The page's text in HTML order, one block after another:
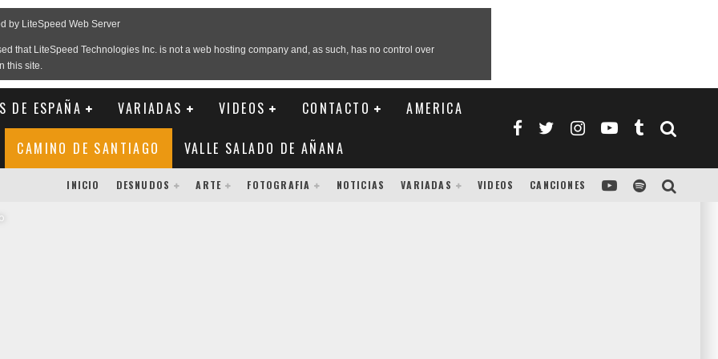
DE ESPAÑA VARIADAS VIDEOS CONTACTO AMERICA
CAMINO DE SANTIAGO VALLE SALADO DE AÑANA
INICIO DESNUDOS ARTE FOTOGRAFIA NOTICIAS VARIADAS VIDEOS CANCIONES